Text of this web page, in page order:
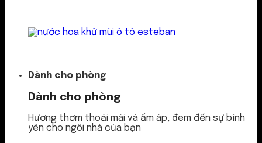
Dành cho phòng
Dành cho phòng
Hương thơm thoải mái và ấm áp, đem đến sự bình
yên cho ngôi nhà của bạn